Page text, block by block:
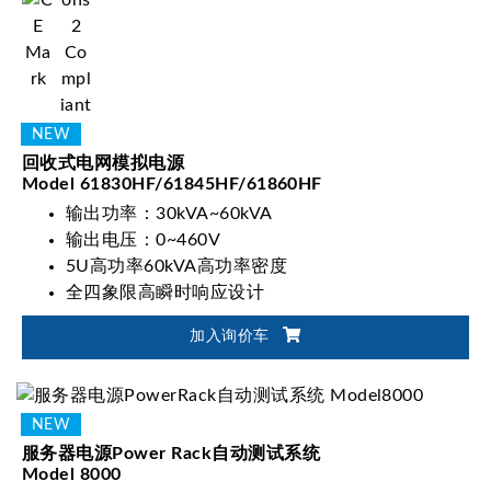
回收式电网模拟电源
Model 61830HF/61845HF/61860HF
输出功率：30kVA~60kVA
输出电压：0~460V
5U高功率60kVA高功率密度
全四象限高瞬时响应设计
加入询价车
服务器电源Power Rack自动测试系统
Model 8000